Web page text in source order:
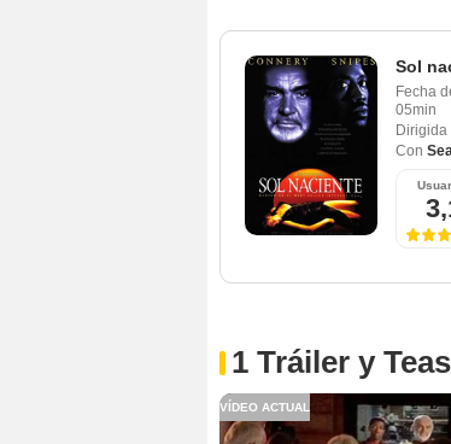
Sol
Fecha
05min
Dirigida
Con
1 Tráiler y
VÍDEO ACTUAL